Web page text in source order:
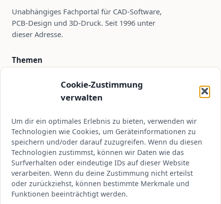
Cookie-Zustimmung
verwalten
Um dir ein optimales Erlebnis zu bieten, verwenden wir
Technologien wie Cookies, um Geräteinformationen zu
speichern und/oder darauf zuzugreifen. Wenn du diesen
Technologien zustimmst, können wir Daten wie das
Surfverhalten oder eindeutige IDs auf dieser Website
verarbeiten. Wenn du deine Zustimmung nicht erteilst
oder zurückziehst, können bestimmte Merkmale und
Funktionen beeinträchtigt werden.
Unabhängiges Fachportal für CAD-Software,
PCB-Design und 3D-Druck. Seit 1996 unter
dieser Adresse.
Themen
Tutorials
Kontakt
kontakt@cadsoft.de
Über CADSoft